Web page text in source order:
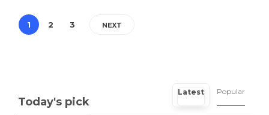
1 2 3 NEXT
Today's pick
Latest Popular